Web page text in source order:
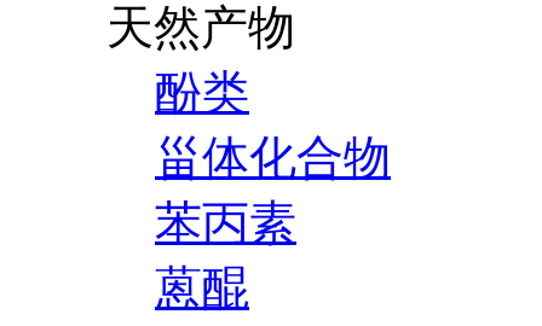
天然产物
酚类
甾体化合物
苯丙素
蒽醌